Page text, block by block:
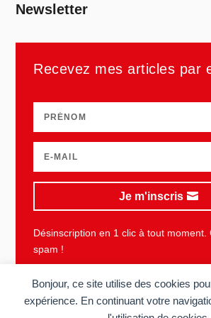
Bonjour, ce site utilise des cookies
expérience. En continuant votre
Newsletter
Recevez mes articles par
Je m'inscris
Désinscription en 1 clic à tout moment.
spam !